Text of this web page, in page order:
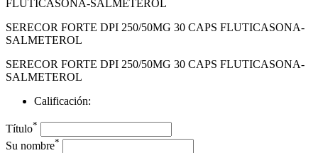
SERECOR FORTE DPI 250/50MG 30 CAPS FLUTICASONA-
SALMETEROL
SERECOR FORTE DPI 250/50MG 30 CAPS FLUTICASONA-
SALMETEROL
Calificación:
Título*
Su nombre*